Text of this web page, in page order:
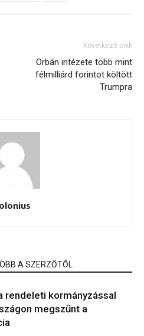
Következő cikk
Orbán intézete több mint
félmilliárd forintot költött
Trumpra
A SZERZŐTŐL
rendeleti kormányzással
megszűnt a